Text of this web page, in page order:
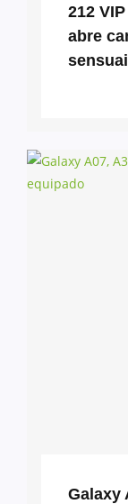
212
abre
Galaxy